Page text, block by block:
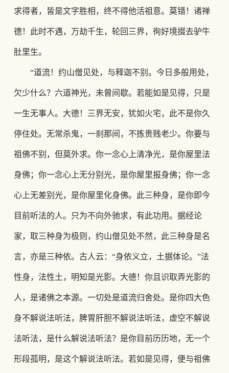
求得者，皆是文字胜相，终不得他活祖意。莫错！诸禅
德！此时不遇，万劫千生，轮回三界，徇好境掇去驴牛
肚里生。
“道流！约山僧见处，与释迦不别。今日多般用处，
欠少什么？六道神光，未曾间歇。若能如是见得，只是
一生无事人。大德！三界无安，犹如火宅，此不是你久
停住处。无常杀鬼，一刹那间，不拣贵贱老少。你要与
祖佛不别，但莫外求。你一念心上清净光，是你屋里法
身佛；你一念心上无分别光，是你屋里报身佛；你一念
心上无差别光，是你屋里化身佛。此三种身，是你即今
目前听法的人。只为不向外驰求，有此功用。据经论
家，取三种身为极则，约山僧见处不然， 此三种身是名
言，亦是三种依。古人云： “身依义立，土据体论。”法
性身，法性土，明知是光影。大德！你且识取弄光影的
人，是诸佛之本源。一切处是道流归舍处。是你四大色
身不解说法听法，脾胃肝胆不解说法听法，虚空不解说
法听法，是什么解说法听法？是你目前历历地，无一个
形段孤明，是这个解说法听法。若如是见得，便与祖佛